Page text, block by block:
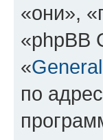
«они»,
«phpBB
«
по